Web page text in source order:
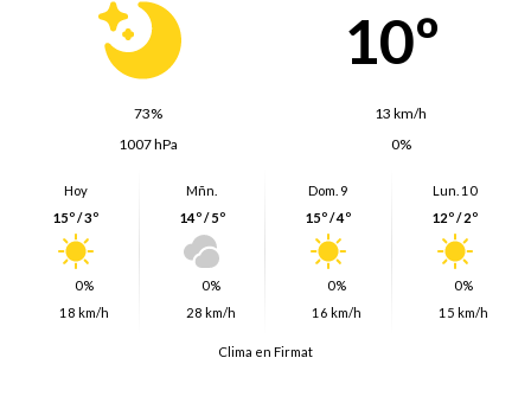
10º
73%
13 km/h
1007 hPa
0%
Hoy
15º / 3º
0%
18 km/h
Mñn.
14º / 5º
0%
28 km/h
Dom. 9
15º / 4º
0%
16 km/h
Lun. 10
12º / 2º
0%
15 km/h
Clima en Firmat